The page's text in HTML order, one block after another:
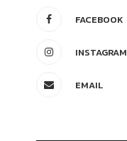
FACEBOOK
INSTAGRAM
EMAIL